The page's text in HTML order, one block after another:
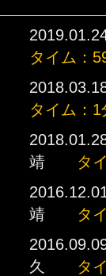
タイム：
タイム：
靖 タ
靖 タ
久 タ